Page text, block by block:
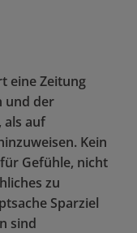
eine Zeitung
und der
als auf
Kein
Gefühle, nicht
zu
Sparziel
sind